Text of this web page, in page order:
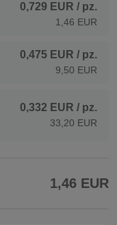
0,729 EUR / pz.
1,46 EUR
0,475 EUR / pz.
9,50 EUR
0,332 EUR / pz.
33,20 EUR
1,46 EUR